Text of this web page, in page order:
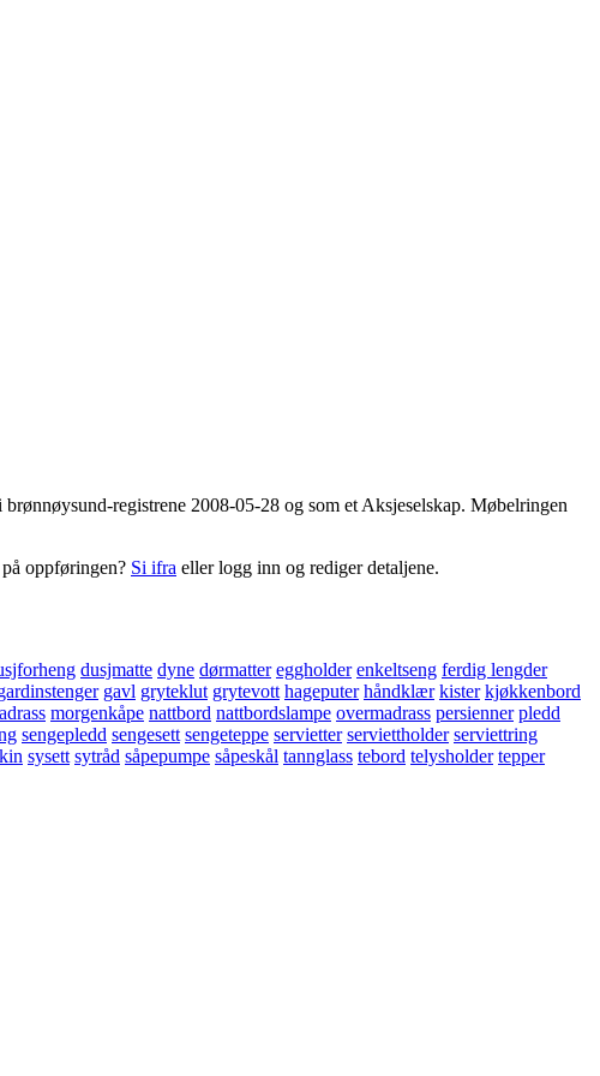
registrene 2008-05-28 og som et Aksjeselskap. Møbelringen
oppføringen? Si ifra eller logg inn og rediger detaljene.
dusjmatte dyne dørmatter eggholder enkeltseng ferdig lengder
gavl gryteklut grytevott hageputer håndklær kister kjøkkenbord
morgenkåpe nattbord nattbordslampe overmadrass persienner pledd
sengepledd sengesett sengeteppe servietter serviettholder serviettring
sysett sytråd såpepumpe såpeskål tannglass tebord telysholder tepper